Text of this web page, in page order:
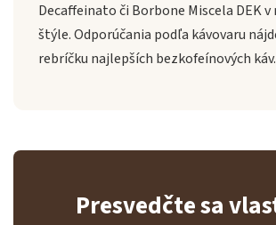
Decaffeinato či Borbone Miscela DEK
štýle. Odporúčania podľa kávovaru
rebríčku najlepších bezkofeínových káv.
Presvedčte sa